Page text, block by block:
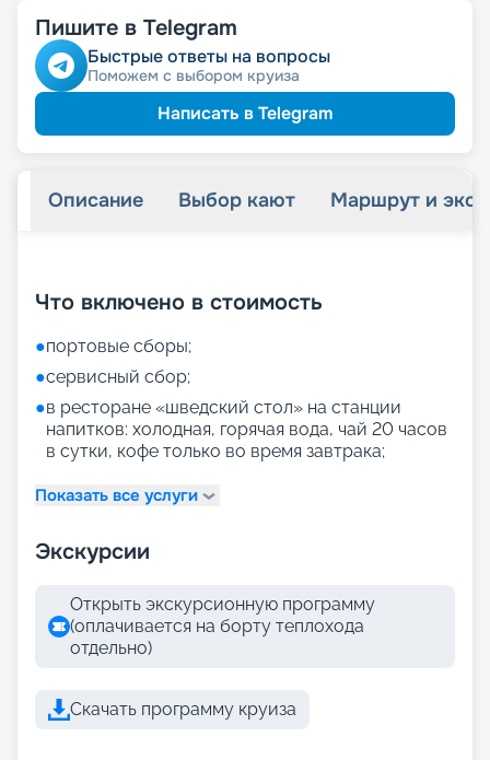
Пишите в Telegram
Быстрые ответы на вопросы
Поможем с выбором круиза
Написать в Telegram
Описание Выбор кают Маршрут и
Что включено в стоимость
●портовые сборы;
●сервисный сбор;
●в ресторане «шведский стол» на станции
напитков: холодная, горячая вода, чай 20 часов
в сутки, кофе только во время завтрака;
Показать все услуги
Экскурсии
Открыть экскурсионную программу
(оплачивается на борту теплохода
отдельно)
Скачать программу круиза